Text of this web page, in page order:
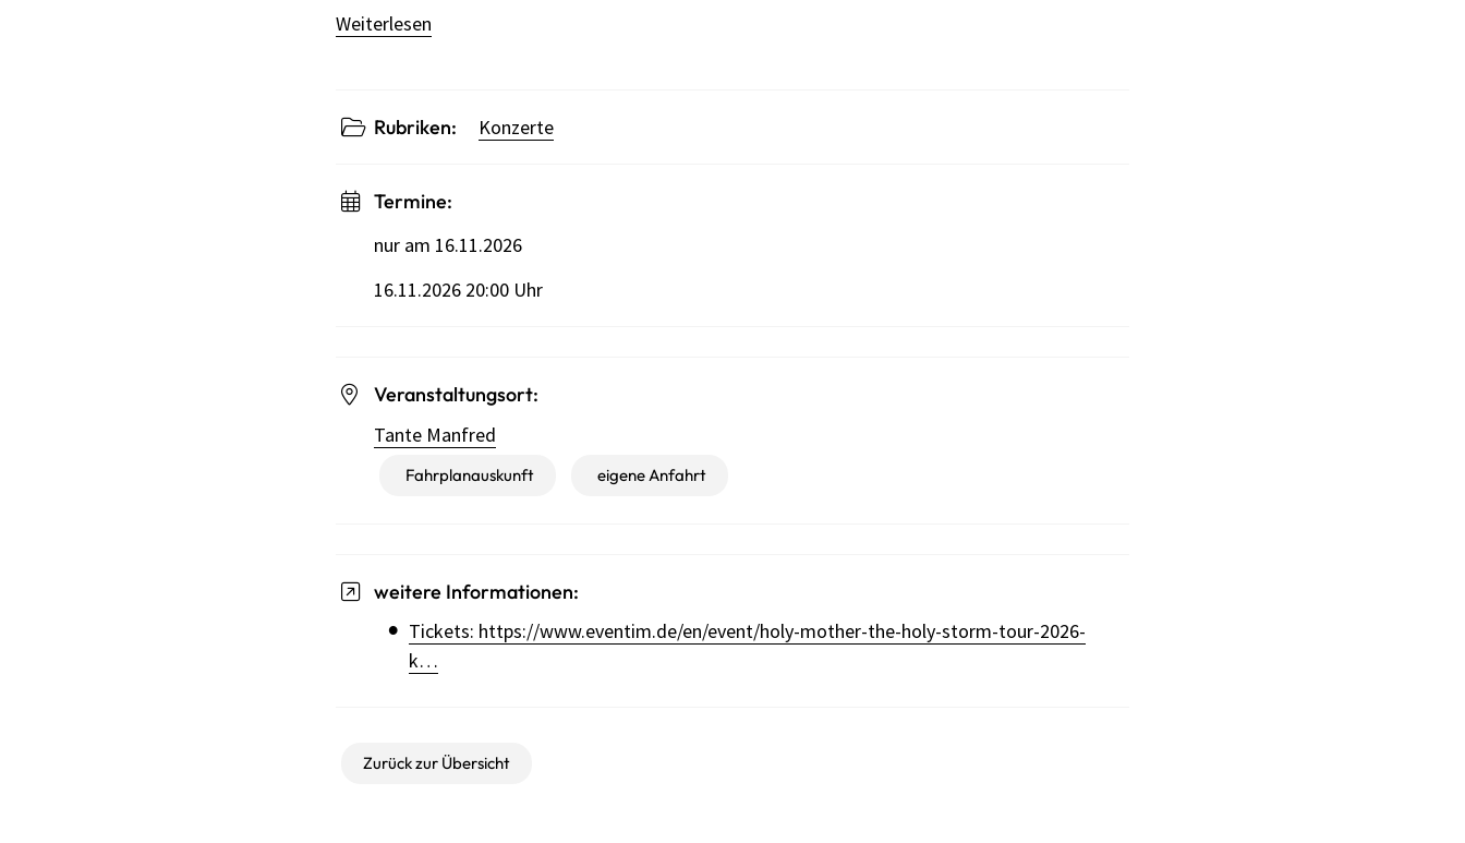
Weiterlesen
Rubriken: Konzerte
Termine:
nur am 16.11.2026
16.11.2026 20:00 Uhr
Veranstaltungsort:
Tante Manfred
Fahrplanauskunft eigene Anfahrt
weitere Informationen:
Tickets: https://www.eventim.de/en/event/holy-mother-the-holy-storm-tour-2026-
k…
Zurück zur Übersicht